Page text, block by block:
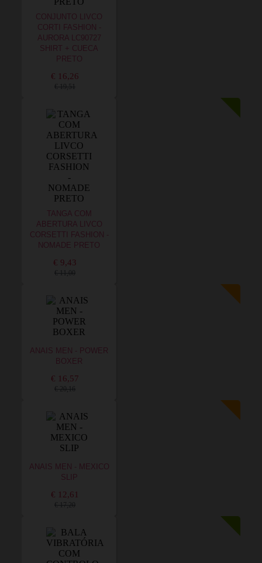
CONJUNTO LIVCO
CORTI FASHION -
AURORA LC90727
SHIRT + CUECA
PRETO
€ 16,26
€ 19,51
TANGA COM
ABERTURA LIVCO
CORSETTI FASHION -
NOMADE PRETO
€ 9,43
€ 11,00
ANAIS MEN - POWER
BOXER
€ 16,57
€ 20,16
ANAIS MEN - MEXICO
SLIP
€ 12,61
€ 17,20